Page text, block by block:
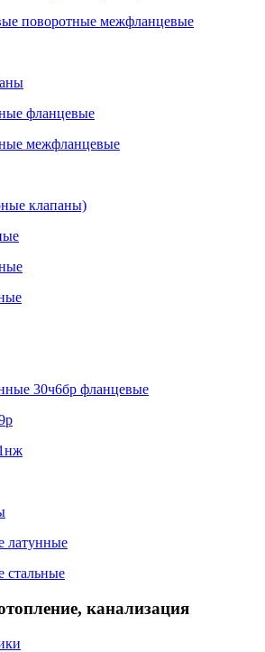
поворотные межфланцевые
фланцевые
межфланцевые
клапаны)
30ч6бр фланцевые
латунные
стальные
канализация